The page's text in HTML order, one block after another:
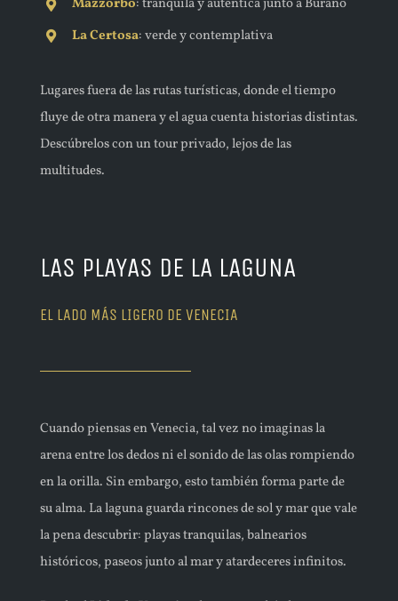
Mazzorbo: tranquila y auténtica junto a Burano
La Certosa: verde y contemplativa
Lugares fuera de las rutas turísticas, donde el tiempo
fluye de otra manera y el agua cuenta historias distintas.
Descúbrelos con un tour privado, lejos de las
multitudes.
LAS PLAYAS DE LA LAGUNA
EL LADO MÁS LIGERO DE VENECIA
Cuando piensas en Venecia, tal vez no imaginas la
arena entre los dedos ni el sonido de las olas rompiendo
en la orilla. Sin embargo, esto también forma parte de
su alma. La laguna guarda rincones de sol y mar que vale
la pena descubrir: playas tranquilas, balnearios
históricos, paseos junto al mar y atardeceres infinitos.